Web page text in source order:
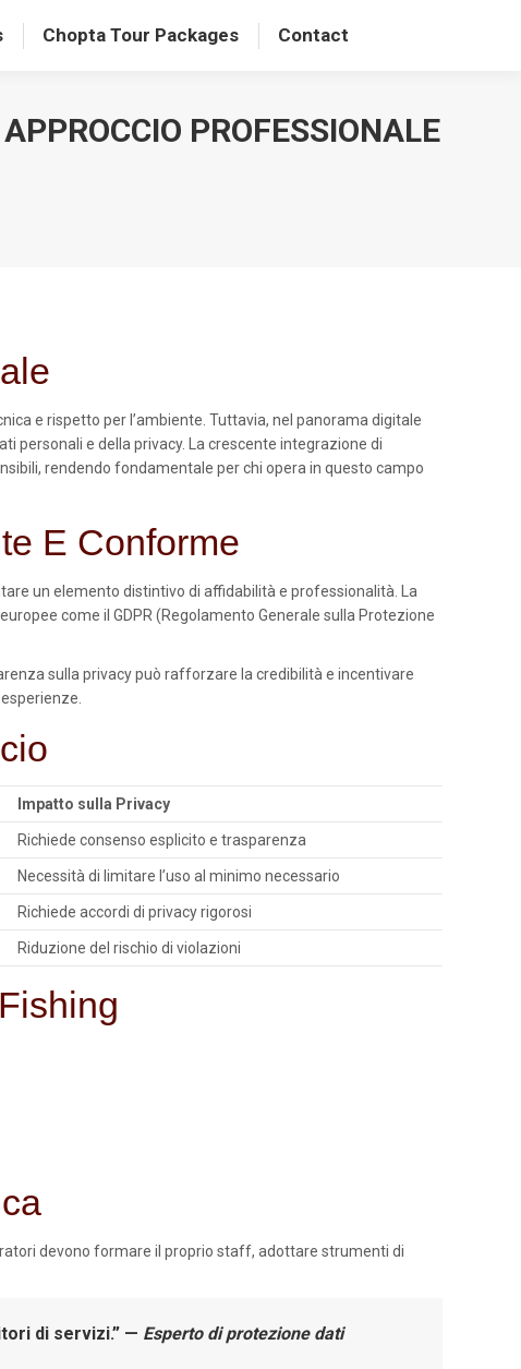
Chopta Tour Packages Contact
PROFESSIONALE
e rispetto per l’ambiente. Tuttavia, nel panorama digitale
personali e della privacy. La crescente integrazione di
rendendo fondamentale per chi opera in questo campo
E Conforme
un elemento distintivo di affidabilità e professionalità. La
come il GDPR (Regolamento Generale sulla Protezione
sulla privacy può rafforzare la credibilità e incentivare
Impatto sulla Privacy
Richiede consenso esplicito e trasparenza
Necessità di limitare l’uso al minimo necessario
Richiede accordi di privacy rigorosi
Riduzione del rischio di violazioni
devono formare il proprio staff, adottare strumenti di
di servizi.” — Esperto di protezione dati